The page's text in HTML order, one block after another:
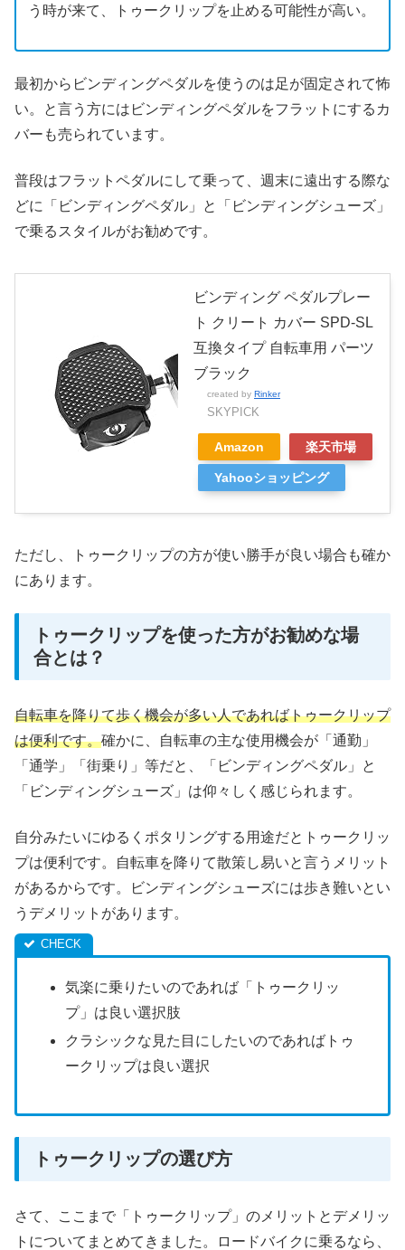
う時が来て、トゥークリップを止める可能性が高い。
最初からビンディングペダルを使うのは足が固定されて怖
い。と言う方にはビンディングペダルをフラットにするカ
バーも売られています。
普段はフラットペダルにして乗って、週末に遠出する際な
どに「ビンディングペダル」と「ビンディングシューズ」
で乗るスタイルがお勧めです。
ビンディング ペダルプレー
ト クリート カバー SPD-SL
互換タイプ 自転車用 パーツ
ブラック
created by Rinker
SKYPICK
Amazon 楽天市場
Yahooショッピング
ただし、トゥークリップの方が使い勝手が良い場合も確か
にあります。
トゥークリップを使った方がお勧めな場
合とは？
自転車を降りて歩く機会が多い人であればトゥークリップ
は便利です。確かに、自転車の主な使用機会が「通勤」
「通学」「街乗り」等だと、「ビンディングペダル」と
「ビンディングシューズ」は仰々しく感じられます。
自分みたいにゆるくポタリングする用途だとトゥークリッ
プは便利です。自転車を降りて散策し易いと言うメリット
があるからです。ビンディングシューズには歩き難いとい
うデメリットがあります。
気楽に乗りたいのであれば「トゥークリッ
プ」は良い選択肢
クラシックな見た目にしたいのであればトゥ
ークリップは良い選択
トゥークリップの選び方
さて、ここまで「トゥークリップ」のメリットとデメリッ
トについてまとめてきました。ロードバイクに乗るなら、